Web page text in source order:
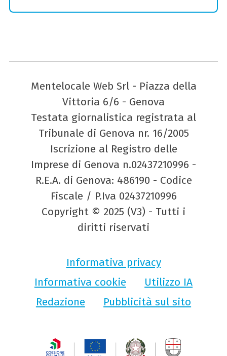
Mentelocale Web Srl - Piazza della
Vittoria 6/6 - Genova
Testata giornalistica registrata al
Tribunale di Genova nr. 16/2005
Iscrizione al Registro delle
Imprese di Genova n.02437210996 -
R.E.A. di Genova: 486190 - Codice
Fiscale / P.Iva 02437210996
Copyright © 2025 (V3) - Tutti i
diritti riservati
Informativa privacy
Informativa cookie
Utilizzo IA
Redazione
Pubblicità sul sito